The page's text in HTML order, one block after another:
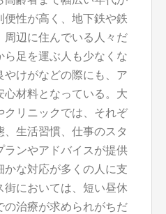
性が高く、地下鉄や鉄
周辺に住んでいる人々だ
ら足を運ぶ人も少なくな
やけがなどの際にも、ア
心材料となっている。大
クリニックでは、それぞ
生活習慣、仕事のスタ
ランやアドバイスが提供
かな対応が多くの人に支
においては、短い昼休
の治療が求められがちだ